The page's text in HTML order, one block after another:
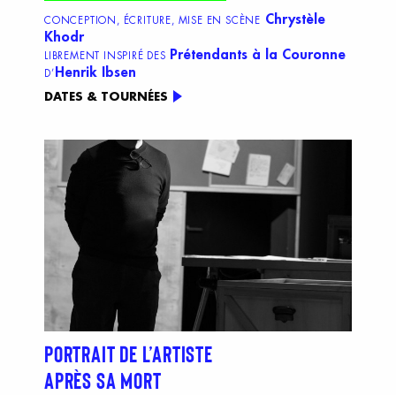
CONCEPTION, ÉCRITURE, MISE EN SCÈNE
Chrystèle
Khodr
LIBREMENT INSPIRÉ DES Prétendants à la Couronne
D’ Henrik Ibsen
DATES & TOURNÉES
PORTRAIT DE L’ARTISTE
APRÈS SA MORT